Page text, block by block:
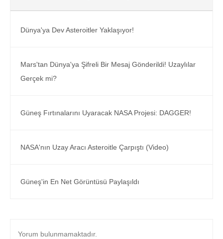
Dünya'ya Dev Asteroitler Yaklaşıyor!
Mars'tan Dünya'ya Şifreli Bir Mesaj Gönderildi! Uzaylılar
Gerçek mi?
Güneş Fırtınalarını Uyaracak NASA Projesi: DAGGER!
NASA'nın Uzay Aracı Asteroitle Çarpıştı (Video)
Güneş'in En Net Görüntüsü Paylaşıldı
Yorum bulunmamaktadır.